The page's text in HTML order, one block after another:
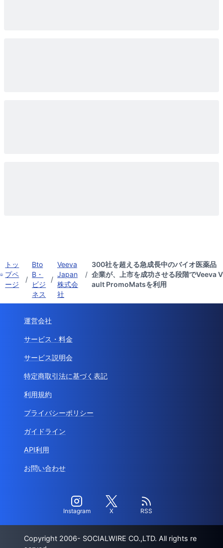
トッ
プペ
ージ
/
Bto
B・
ビジ
ネス
/
Veeva
Japan
株式会
社
/
300社を超える急成長中のバイオ医薬品
企業が、上市を成功させる段階でVeeva V
ault PromoMatsを利用
運営会社
サービス・料金
サービス説明会
特定商取引法に基づく表記
利用規約
プライバシーポリシー
ガイドライン
API利用
お問い合わせ
Instagram X RSS
Copyright 2006- SOCIALWIRE CO.,LTD. All rights re